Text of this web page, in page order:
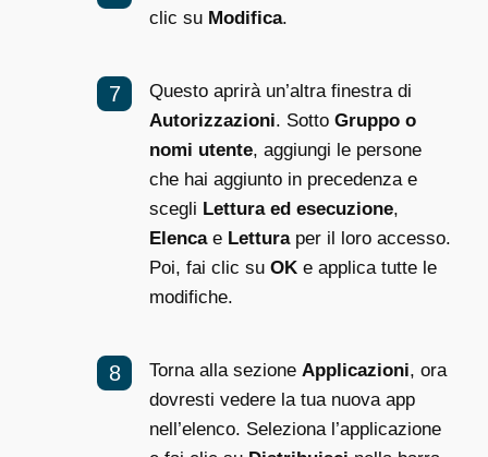
clic su Modifica.
Questo aprirà un’altra finestra di
Autorizzazioni. Sotto Gruppo o
nomi utente, aggiungi le persone
che hai aggiunto in precedenza e
scegli Lettura ed esecuzione,
Elencae Letturaper il loro accesso.
Poi, fai clic su OK e applica tutte le
modifiche.
Torna alla sezione Applicazioni, ora
dovresti vedere la tua nuova app
nell’elenco. Seleziona l’applicazione